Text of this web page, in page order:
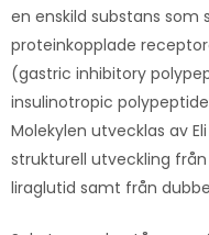
en enskild substans
proteinkopplade
(gastric inhibitory
insulinotropic
Molekylen utvecklas av
strukturell utveckling
liraglutid samt från